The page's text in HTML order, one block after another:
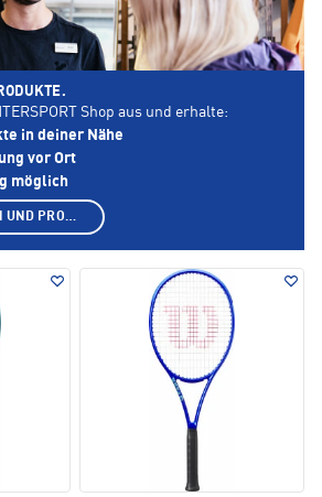
Shop aus und erhalte:
in deiner Nähe
vor Ort
möglich
SHOP AUSWÄHLEN UND PRODUKTE ANZEIGEN